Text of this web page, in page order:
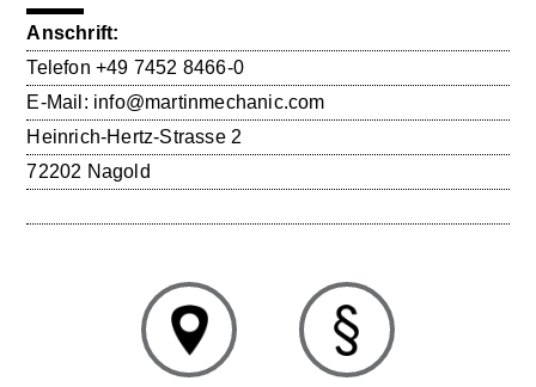
Anschrift:
Telefon+49 7452 8466-0
E-Mail: info@martinmechanic.com
Heinrich-Hertz-Strasse 2
72202 Nagold